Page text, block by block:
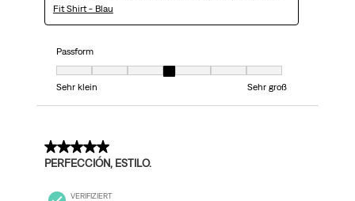
Fit Shirt - Blau
Passform
Passform, 4 von 7, wobei 1 gleich Sehr klein ist und 7 gleich Sehr groß
Sehr klein
Sehr groß
5 von 5 Sternen.
PERFECCIÓN, ESTILO.
VERIFIZIERT